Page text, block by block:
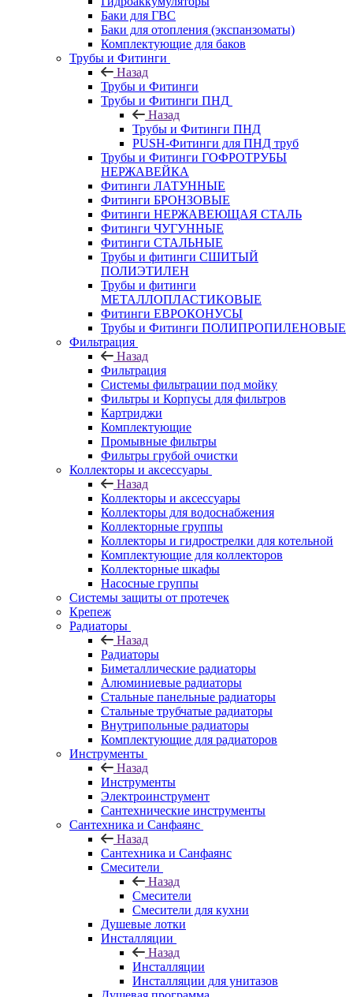
Баки для ГВС
Баки для отопления (экспанзоматы)
Комплектующие для баков
Трубы и Фитинги
Назад
Трубы и Фитинги
Трубы и Фитинги ПНД
Назад
Трубы и Фитинги ПНД
PUSH-Фитинги для ПНД труб
Трубы и Фитинги ГОФРОТРУБЫ
НЕРЖАВЕЙКА
Фитинги ЛАТУННЫЕ
Фитинги БРОНЗОВЫЕ
Фитинги НЕРЖАВЕЮЩАЯ СТАЛЬ
Фитинги ЧУГУННЫЕ
Фитинги СТАЛЬНЫЕ
Трубы и фитинги СШИТЫЙ
ПОЛИЭТИЛЕН
Трубы и фитинги
МЕТАЛЛОПЛАСТИКОВЫЕ
Фитинги ЕВРОКОНУСЫ
Трубы и Фитинги ПОЛИПРОПИЛЕНОВЫЕ
Фильтрация
Назад
Фильтрация
Системы фильтрации под мойку
Фильтры и Корпусы для фильтров
Картриджи
Комплектующие
Промывные фильтры
Фильтры грубой очистки
Коллекторы и аксессуары
Назад
Коллекторы и аксессуары
Коллекторы для водоснабжения
Коллекторные группы
Коллекторы и гидрострелки для котельной
Комплектующие для коллекторов
Коллекторные шкафы
Насосные группы
Системы защиты от протечек
Крепеж
Радиаторы
Назад
Радиаторы
Биметаллические радиаторы
Алюминиевые радиаторы
Стальные панельные радиаторы
Стальные трубчатые радиаторы
Внутрипольные радиаторы
Комплектующие для радиаторов
Инструменты
Назад
Инструменты
Электроинструмент
Сантехнические инструменты
Сантехника и Санфаянс
Назад
Сантехника и Санфаянс
Смесители
Назад
Смесители
Смесители для кухни
Душевые лотки
Инсталляции
Назад
Инсталляции
Инсталляции для унитазов